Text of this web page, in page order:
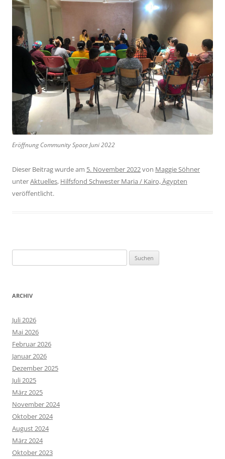
Eröffnung Community Space Juni 2022
Dieser Beitrag wurde am 5. November 2022von Maggie Söhner
unterAktuelles, Hilfsfond Schwester Maria / Kairo, Ägypten
veröffentlicht.
nach:
ARCHIV
Juli 2026
Mai 2026
Februar 2026
Januar 2026
Dezember 2025
Juli 2025
März 2025
November 2024
Oktober 2024
August 2024
März 2024
Oktober 2023